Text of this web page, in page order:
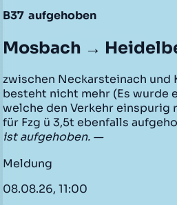
B37 aufgehoben
Mosbach →
zwischen Neckarsteinach und
besteht nicht mehr (Es wurde
welche den Verkehr einspurig
für Fzg ü 3,5t ebenfalls
ist aufgehoben. —
Meldung
08.08.26, 11:00